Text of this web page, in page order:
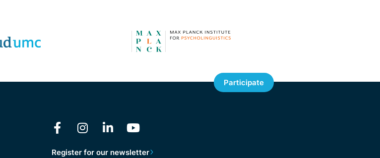
Participate
Register for our newsletter